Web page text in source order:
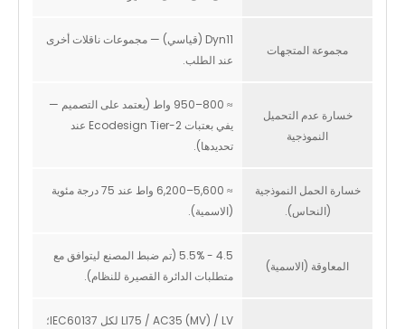
مجموعة المتجهات
Dyn11 (قياسي) — مجموعات ناقلات أخرى
عند الطلب.
خسارة عدم التحميل
النموذجية
≈ 800–950 واط (يعتمد على التصميم —
يفي بعتبات Ecodesign Tier-2 عند
تحديدها).
خسارة الحمل النموذجية
(النحاس).
≈ 5,600–6,200 واط عند 75 درجة مئوية
(الاسمية).
المعاوقة (الاسمية)
4.5 - 5.5% (تم ضبط المصنع ليتوافق مع
متطلبات الدائرة القصيرة للنظام).
LI75 / AC35 (MV) / LV لكل IEC60137؛